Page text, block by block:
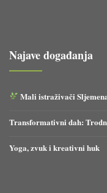
Najave događanja
Mali istraživači
Transformativni dah:
Yoga, zvuk i kreativni huk